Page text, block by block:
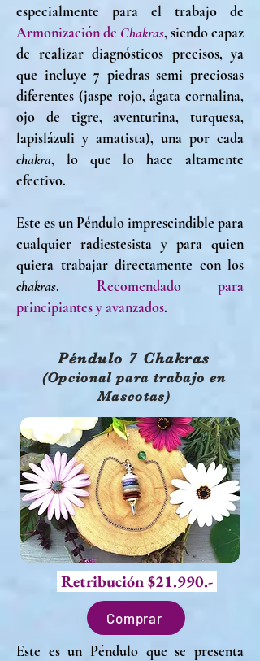
especialmente para el trabajo de
Armonización de Chakras, siendo capaz
de realizar diagnósticos precisos, ya
que incluye 7 piedras semi preciosas
diferentes (jaspe rojo, ágata cornalina,
ojo de tigre, aventurina, turquesa,
lapislázuli y amatista), una por cada
chakra, lo que lo hace altamente
efectivo.
Este es un Péndulo imprescindible para
cualquier radiestesista y para quien
quiera trabajar directamente con los
chakras. Recomendado para
principiantes y avanzados.
Péndulo 7 Chakras
(Opcional para trabajo en
Mascotas)
Retribución $21.990.-
Comprar
Este es un Péndulo que se presenta